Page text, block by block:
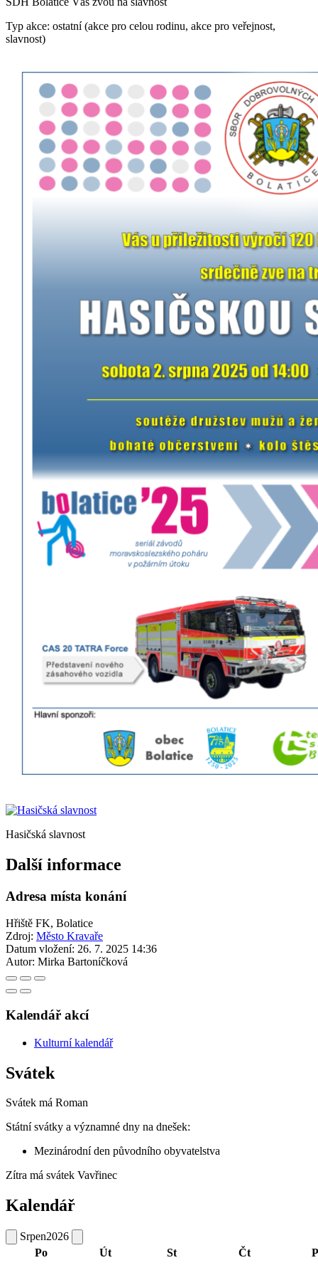
Typ akce: ostatní (akce pro celou rodinu, akce pro veřejnost,
slavnost)
Hasičská slavnost
Další informace
Adresa místa konání
Hřiště FK, Bolatice
Zdroj: Město Kravaře
Datum vložení: 26. 7. 2025 14:36
Autor: Mirka Bartoníčková
Kalendář akcí
Kulturní kalendář
Svátek
Svátek má Roman
Státní svátky a významné dny na dnešek:
Mezinárodní den původního obyvatelstva
Zítra má svátek Vavřinec
Kalendář
Srpen2026
Po
Út St Čt